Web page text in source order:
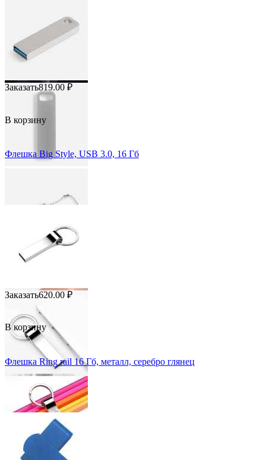
Заказать819.00 ₽
В корзину
Флешка Big Style, USB 3.0, 16 Гб
Заказать620.00 ₽
В корзину
Флешка Ring rail 16 Гб, металл, серебро глянец